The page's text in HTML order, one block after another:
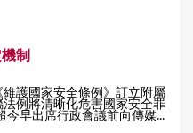
制
護國家安全條例》訂立附屬
例將清晰化危害國家安全罪
今早出席行政會議前向傳媒...